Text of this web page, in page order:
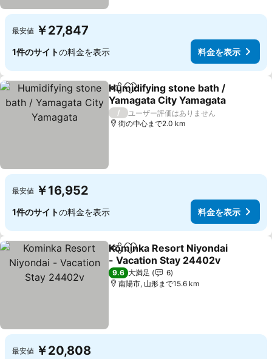
最安値 ￥27,847
1件のサイトの料金を表示 料金を表示
シェアお気に入りに追加
Humidifying stone bath /
Yamagata City Yamagata
/
ユーザー評価はありません
街の中心まで2.0 km
最安値 ￥16,952
1件のサイトの料金を表示 料金を表示
シェアお気に入りに追加
Kominka Resort Niyondai
- Vacation Stay 24402v
9.6 大満足
6
南陽市, 山形まで15.6 km
最安値 ￥20,808